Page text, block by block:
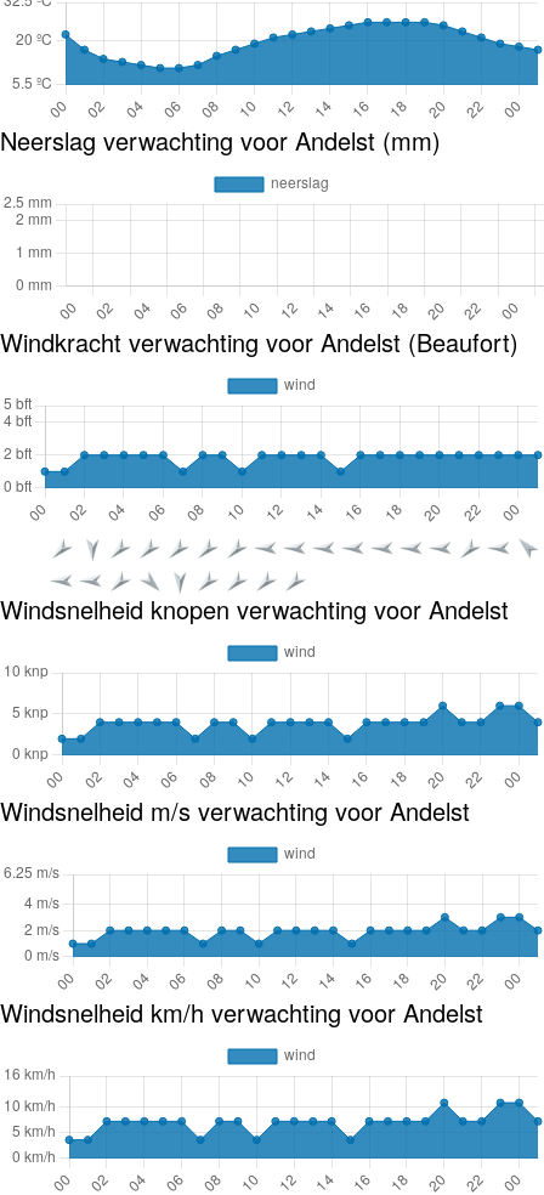
Neerslag verwachting voor Andelst (mm)
Windkracht verwachting voor Andelst (Beaufort)
Windsnelheid knopen verwachting voor Andelst
Windsnelheid m/s verwachting voor Andelst
Windsnelheid km/h verwachting voor Andelst